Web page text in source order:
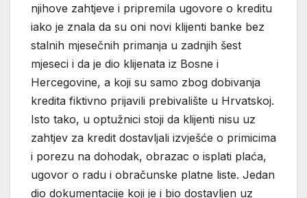
njihove zahtjeve i pripremila ugovore o kreditu
iako je znala da su oni novi klijenti banke bez
stalnih mjesečnih primanja u zadnjih šest
mjeseci i da je dio klijenata iz Bosne i
Hercegovine, a koji su samo zbog dobivanja
kredita fiktivno prijavili prebivalište u Hrvatskoj.
Isto tako, u optužnici stoji da klijenti nisu uz
zahtjev za kredit dostavljali izvješće o primicima
i porezu na dohodak, obrazac o isplati plaća,
ugovor o radu i obračunske platne liste. Jedan
dio dokumentacije koji je i bio dostavljen uz